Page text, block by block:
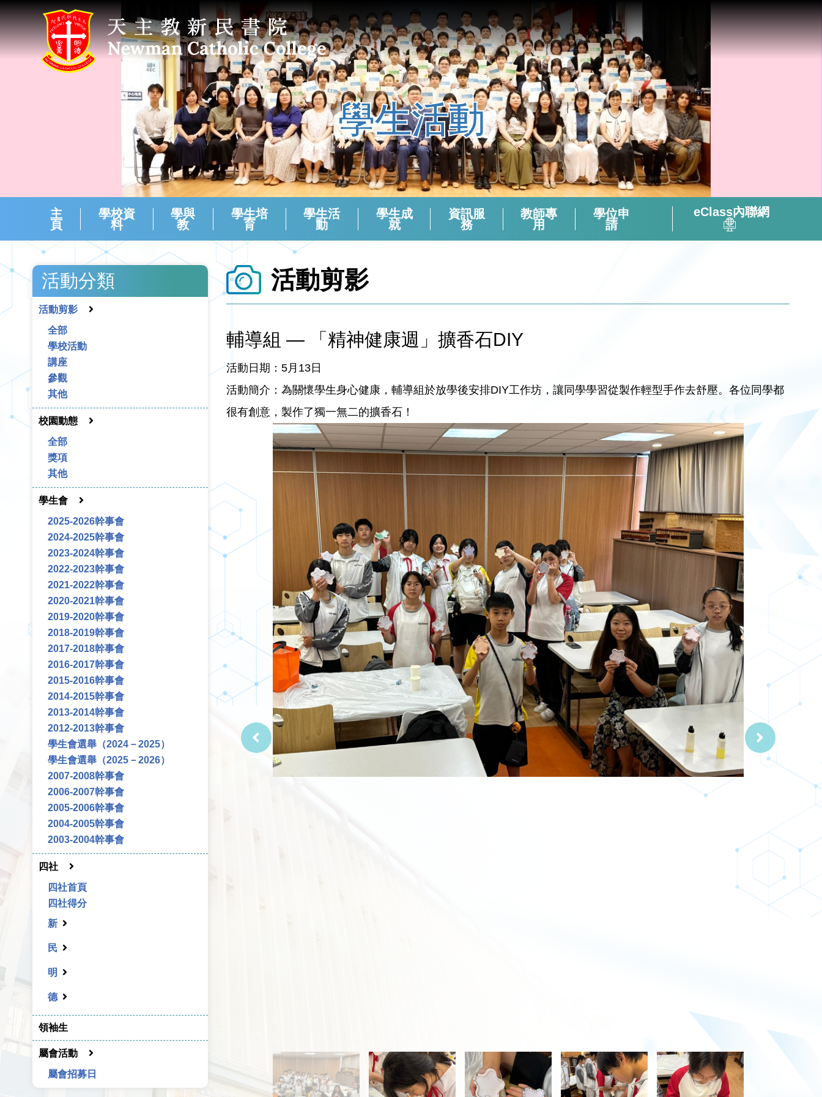
學生活動
主
頁
學校資
料
學與
教
學生培
育
學生活
動
學生成
就
資訊服
務
教師專
用
學位申
請
eClass內聯網
活動分類
活動剪影
全部
學校活動
講座
參觀
其他
校園動態
全部
獎項
其他
學生會
2025-2026幹事會
2024-2025幹事會
2023-2024幹事會
2022-2023幹事會
2021-2022幹事會
2020-2021幹事會
2019-2020幹事會
2018-2019幹事會
2017-2018幹事會
2016-2017幹事會
2015-2016幹事會
2014-2015幹事會
2013-2014幹事會
2012-2013幹事會
學生會選舉（2024－2025）
學生會選舉（2025－2026）
2007-2008幹事會
2006-2007幹事會
2005-2006幹事會
2004-2005幹事會
2003-2004幹事會
四社
四社首頁
四社得分
新
民
明
德
領袖生
屬會活動
屬會招募日
活動剪影
輔導組 — 「精神健康週」擴香石DIY
活動日期：5月13日
活動簡介：為關懷學生身心健康，輔導組於放學後安排DIY工作坊，讓同學學習從製作輕型手作去舒壓。各位同學都
很有創意，製作了獨一無二的擴香石！